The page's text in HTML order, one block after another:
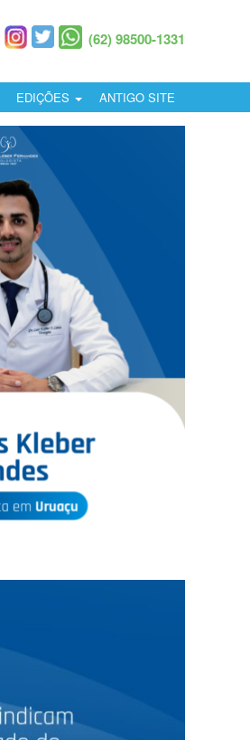
(62) 98500-1331
EDIÇÕES ANTIGO SITE